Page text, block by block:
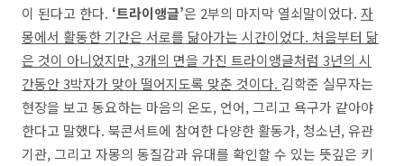
이 된다고 한다. ‘트라이앵글’은 2부의 마지막 열쇠말이었다. 자
몽에서 활동한 기간은 서로를 닮아가는 시간이었다. 처음부터 닮
은 것이 아니었지만, 3개의 면을 가진 트라이앵글처럼 3년의 시
간동안 3박자가 맞아 떨어지도록 맞춘 것이다. 김학준 실무자는
현장을 보고 동요하는 마음의 온도, 언어, 그리고 욕구가 같아야
한다고 말했다. 북콘서트에 참여한 다양한 활동가, 청소년, 유관
기관, 그리고 자몽의 동질감과 유대를 확인할 수 있는 뜻깊은 키